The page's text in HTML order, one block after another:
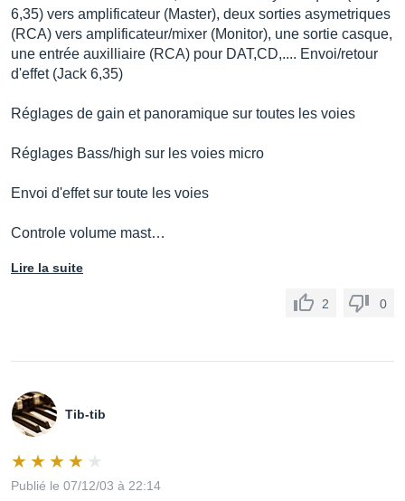
6,35) vers amplificateur (Master), deux sorties asymetriques
(RCA) vers amplificateur/mixer (Monitor), une sortie casque,
une entrée auxilliaire (RCA) pour DAT,CD,.... Envoi/retour
d'effet (Jack 6,35)
Réglages de gain et panoramique sur toutes les voies
Réglages Bass/high sur les voies micro
Envoi d'effet sur toute les voies
Controle volume mast…
Lire la suite
2 0
Tib-tib
Publié le 07/12/03 à 22:14